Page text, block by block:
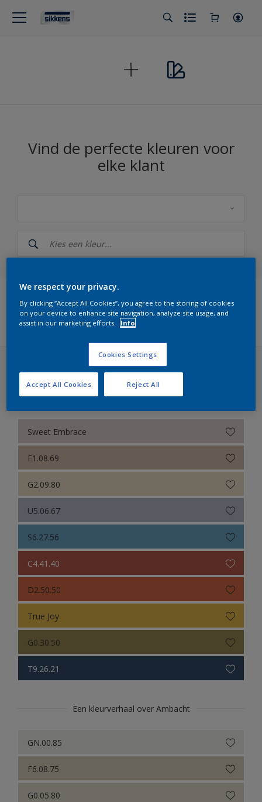
Vind de perfecte kleuren voor
elke klant
Filters
Sikkens Colour Futures 2025 (30 kleuren)
Een kleurverhaal over Durf
Sweet Embrace
E1.08.69
G2.09.80
U5.06.67
S6.27.56
C4.41.40
D2.50.50
True Joy
G0.30.50
T9.26.21
Een kleurverhaal over Ambacht
GN.00.85
F6.08.75
G0.05.80
We respect your privacy.
By clicking “Accept All Cookies”, you agree to the storing of cookies
on your device to enhance site navigation, analyze site usage, and
assist in our marketing efforts.
Info
Cookies Settings
Reject All
Accept All Cookies